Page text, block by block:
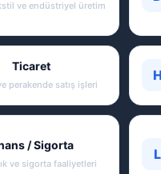
ve endüstriyel üretim
Ticaret
perakende satış işleri
H
/ Sigorta
ve sigorta faaliyetleri
L